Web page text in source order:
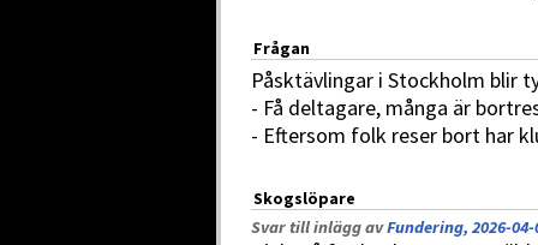
Frågan
Påsktävlingar i Stockholm blir
- Få deltagare, många är
- Eftersom folk reser bort har
Skogslöpare
Svar till inlägg avFundering, 2026-04-